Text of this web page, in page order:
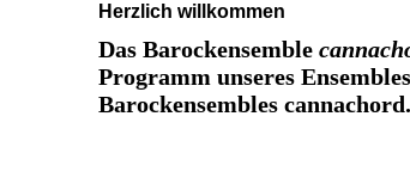
Herzlich willkommen
Das Barockensemble
Programm unseres
Barockensembles